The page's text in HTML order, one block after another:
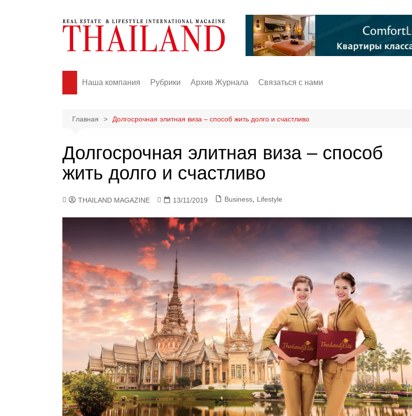
Наша компания Рубрики
Events
Business
Lifestyle
Travel
Health
Архив Журнала Связаться с нами
Главная Долгосрочная элитная виза – способ жить долго и счастливо
Долгосрочная элитная виза – способ
жить долго и счастливо
THAILAND MAGAZINE 13/11/2019 Business Lifestyle